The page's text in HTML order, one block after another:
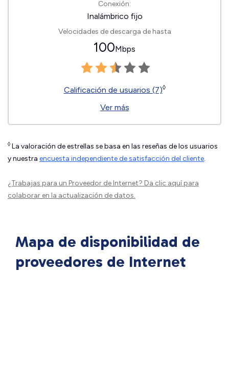
Conexión:
Inalámbrico fijo
Velocidades de descarga de hasta
100Mbps
Calificación de usuarios (7)◊
Ver más
◊ La valoración de estrellas se basa en las reseñas de los usuarios
y nuestra encuesta independiente de satisfacción del cliente.
¿Trabajas para un Proveedor de Internet? Da clic aquípara
colaborar en la actualización de datos.
Mapa de disponibilidad de
proveedores de Internet